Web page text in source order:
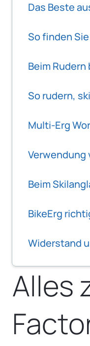
Das Beste
So finden
Beim
So rudern,
Multi-Erg
Verwendung
Beim
BikeErg
Widerstand
Alles